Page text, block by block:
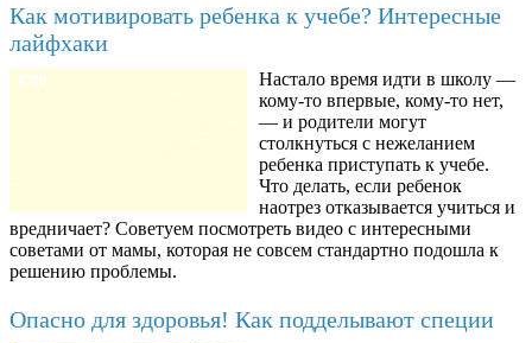
Как мотивировать ребенка к учебе? Интересные
лайфхаки
8780
Настало время идти в школу —
кому-то впервые, кому-то нет,
— и родители могут
столкнуться с нежеланием
ребенка приступать к учебе.
Что делать, если ребенок
наотрез отказывается учиться и
вредничает? Советуем посмотреть видео с интересными
советами от мамы, которая не совсем стандартно подошла к
решению проблемы.
Опасно для здоровья! Как подделывают специи